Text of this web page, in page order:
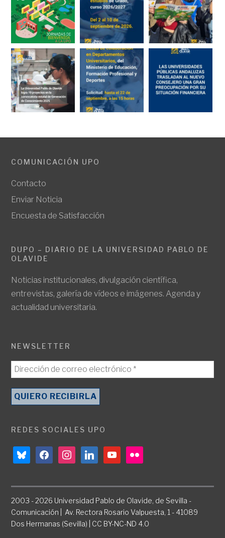
COMUNICACIÓN UPO
Contacto
Enviar Noticia
Encuesta de Satisfacción
DUPO – DIARIO DE LA UNIVERSIDAD PABLO DE
OLAVIDE
Noticias institucionales, divulgación científica,
entrevistas, galería de vídeos e imágenes. Agenda y
actualidad universitaria.
NEWSLETTER
REDES SOCIALES UPO
blueskyfacebookinstagramlinkedinyoutubeflickr
2003 - 2026 Universidad Pablo de Olavide, de Sevilla -
Comunicación | Av. Rectora Rosario Valpuesta, 1 - 41089
Dos Hermanas (Sevilla) | CC BY-NC-ND 4.0